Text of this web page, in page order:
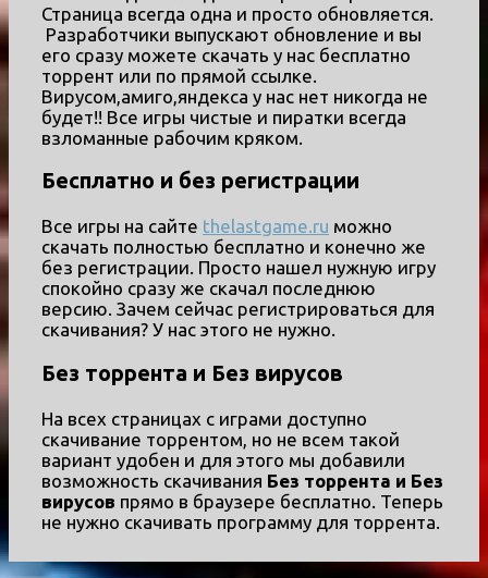
Страница всегда одна и просто обновляется.
Разработчики выпускают обновление и вы
его сразу можете скачать у нас бесплатно
торрент или по прямой ссылке.
Вирусом,амиго,яндекса у нас нет никогда не
будет!! Все игры чистые и пиратки всегда
взломанные рабочим кряком.
Бесплатно и без регистрации
Все игры на сайте thelastgame.ru можно
скачать полностью бесплатно и конечно же
без регистрации. Просто нашел нужную игру
спокойно сразу же скачал последнюю
версию. Зачем сейчас регистрироваться для
скачивания? У нас этого не нужно.
Без торрента и Без вирусов
На всех страницах с играми доступно
скачивание торрентом, но не всем такой
вариант удобен и для этого мы добавили
возможность скачивания Без торрента и Без
вирусов прямо в браузере бесплатно. Теперь
не нужно скачивать программу для торрента.